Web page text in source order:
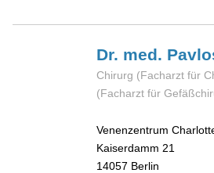
Dr. med.
Chirurg (Facharzt für
(Facharzt für
Venenzentrum
Kaiserdamm 21
14057 Berlin